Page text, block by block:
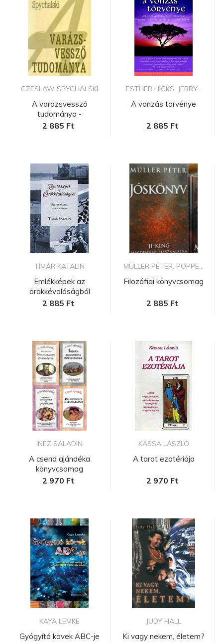
CZESLAW SPYCHALSKI
A varázsvessző
tudománya -
Radiesztézia a házban ...
2 885 Ft
ESTHER HICKS, JERRY...
A vonzás törvénye
2 885 Ft
TÍMÁR KATALIN
Emlékképek az
örökkévalóságból
2 885 Ft
MÜLLER PÉTER, POPPE...
Filozófiai könyvcsomag
2 885 Ft
INEZ SALADIN
A csend ajándéka
könyvcsomag
2 970 Ft
KÁSSA LÁSZLÓ
A tarot ezotériája
2 970 Ft
KAYA LEMKE
Gyógyító kövek ABC-je
JUDY HALL
Ki vagy nekem, életem?